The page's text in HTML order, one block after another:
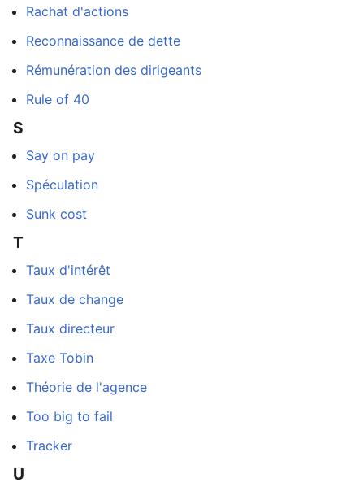
Rachat d'actions
Reconnaissance de dette
Rémunération des dirigeants
Rule of 40
S
Say on pay
Spéculation
Sunk cost
T
Taux d'intérêt
Taux de change
Taux directeur
Taxe Tobin
Théorie de l'agence
Too big to fail
Tracker
U